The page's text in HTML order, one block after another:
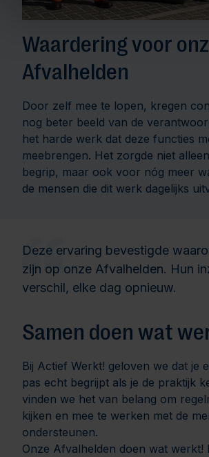
Waardering voor
Afvalhelden
Door zelf mee te lopen, kregen
nog beter beeld van de
het harde werk dat deze functies
meebrengen. Het zorgde niet
begrip, maar ook voor nóg meer
de mensen die dit werk dagelijks
Deze ervaring bevestigde
zijn op onze Afvalhelden. Hun
verschil, elke dag opnieuw.
Samen doen wat
Bij Actief Werkt! geloven we dat je
pas echt begrijpt als je de praktijk
vinden we het van belang om
kijken en mee te werken met de
ondersteunen.
Onze Afvalhelden doen wat werkt!